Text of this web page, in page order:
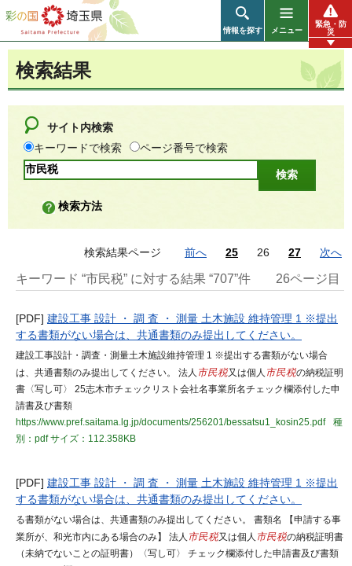
彩の国 埼玉県
情報を探す メニュー
緊急・防
災
検索結果
サイト内検索
キーワードで検索
ページ番号で検索
検索方法
検索結果ページ 前へ 25 26 27 次へ
キーワード “市民税” に対する結果 “707”件 26ページ目
[PDF] 建設工事 設計 ・ 調 査 ・ 測量 土木施設 維持管理 1 ※提出
する書類がない場合は、共通書類のみ提出してください。
建設工事設計・調査・測量土木施設維持管理 1 ※提出する書類がない場合
は、共通書類のみ提出してください。 法人 市民税又は個人 市民税の納税証明
書〈写し可〉 25志木市チェックリスト会社名事業所名チェック欄添付した申
請書及び書類
https://www.pref.saitama.lg.jp/documents/256201/bessatsu1_kosin25.pdf
種
別：pdfサイズ：112.358KB
[PDF] 建設工事 設計 ・ 調 査 ・ 測量 土木施設 維持管理 1 ※提出
する書類がない場合は、共通書類のみ提出してください。
る書類がない場合は、共通書類のみ提出してください。 書類名 【申請する事
業所が、和光市内にある場合のみ】 法人 市民税又は個人 市民税の納税証明書
（未納でないことの証明書）〈写し可〉 チェック欄添付した申請書及び書類